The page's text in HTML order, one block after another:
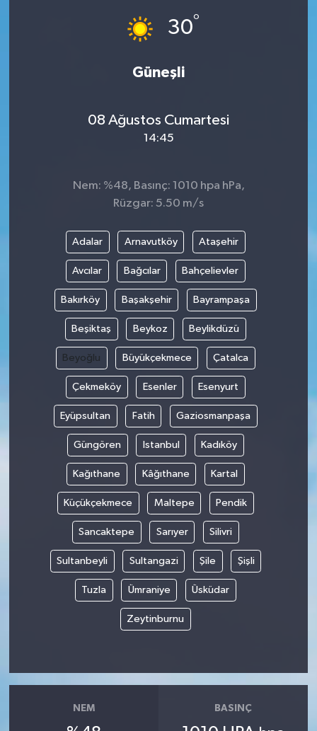
30°
Güneşli
08 Ağustos Cumartesi
14:45
Nem: %48, Basınç: 1010 hpa hPa,
Rüzgar: 5.50 m/s
Adalar Arnavutköy Ataşehir
Avcılar Bağcılar Bahçelievler
Bakırköy Başakşehir Bayrampaşa
Beşiktaş Beykoz Beylikdüzü
Beyoğlu Büyükçekmece Çatalca
Çekmeköy Esenler Esenyurt
Eyüpsultan Fatih Gaziosmanpaşa
Güngören Istanbul Kadıköy
Kağıthane Kâğıthane Kartal
Küçükçekmece Maltepe Pendik
Sancaktepe Sarıyer Silivri
Sultanbeyli Sultangazi Şile Şişli
Tuzla Ümraniye Üsküdar
Zeytinburnu
NEM BASINÇ
YAŞAM